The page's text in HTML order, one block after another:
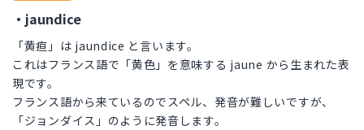
・jaundice
「黄疸」は jaundice と言います。
これはフランス語で「黄色」を意味する jaune から生まれた表
現です。
フランス語から来ているのでスペル、発音が難しいですが、
「ジョンダイス」のように発音します。